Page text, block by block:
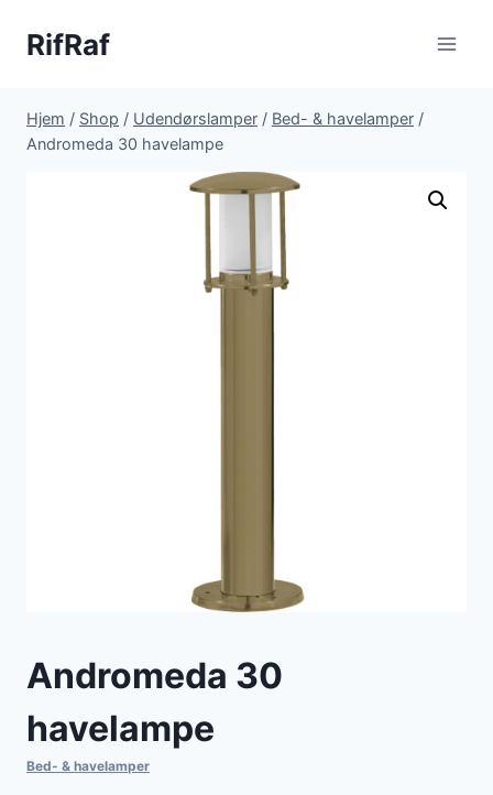
RifRaf
Hjem / Shop / Udendørslamper / Bed- & havelamper /
Andromeda 30 havelampe
Andromeda 30
havelampe
Bed- & havelamper